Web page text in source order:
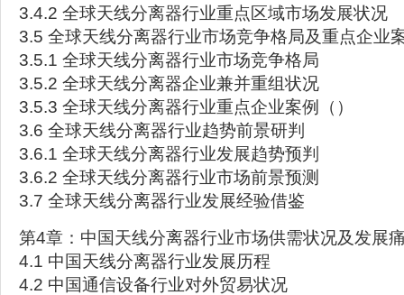
3.4.2 全球天线分离器行业重点区域市场发展状况
3.5 全球天线分离器行业市场竞争格局及重点企业
3.5.1 全球天线分离器行业市场竞争格局
3.5.2 全球天线分离器企业兼并重组状况
3.5.3 全球天线分离器行业重点企业案例（）
3.6 全球天线分离器行业趋势前景研判
3.6.1 全球天线分离器行业发展趋势预判
3.6.2 全球天线分离器行业市场前景预测
3.7 全球天线分离器行业发展经验借鉴
第4章：中国天线分离器行业市场供需状况及发展
4.1 中国天线分离器行业发展历程
4.2 中国通信设备行业对外贸易状况